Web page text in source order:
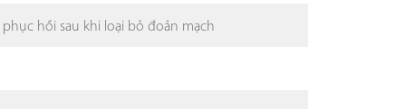
hồi sau khi loại bỏ đoản mạch